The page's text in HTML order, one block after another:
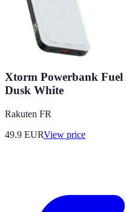
Xtorm Powerbank Fuel
Dusk White
Rakuten FR
49.9 EURView price